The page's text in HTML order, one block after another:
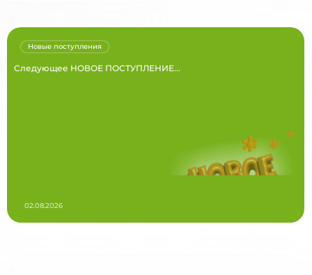
Следующее НОВОЕ ПОСТУПЛЕНИЕ...
Новые поступления
02.08.2026